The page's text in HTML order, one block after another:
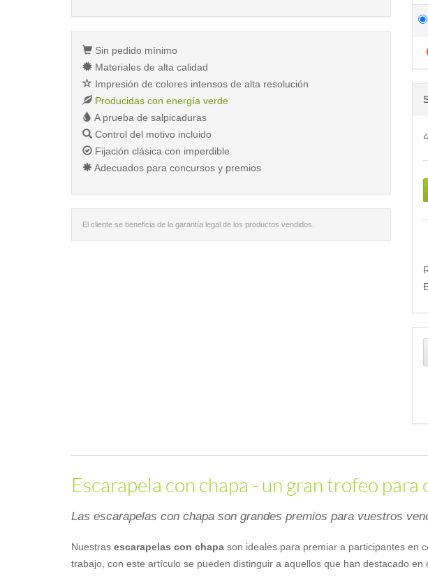
Sin pedido mínimo
Materiales de alta calidad
Impresión de colores intensos de alta resolución
Producidas con energía verde
A prueba de salpicaduras
Control del motivo incluido
Fijación clásica con imperdible
Adecuados para concursos y premios
El cliente se beneficia de la garantía legal de los productos vendidos.
Escarapela con chapa - un gran trofeo
Las escarapelas con chapa son grandes premios para vuestros
Nuestras escarapelas con chapa son ideales para premiar a participantes en
trabajo, con este artículo se pueden distinguir a aquellos que han destacado